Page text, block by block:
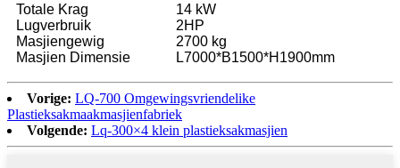
Totale Krag
14 kW
Lugverbruik
2HP
Masjiengewig
2700 kg
Masjien Dimensie
L7000*B1500*H1900mm
Vorige: LQ-700 Omgewingsvriendelike
Plastieksakmaakmasjienfabriek
Volgende: Lq-300×4 klein plastieksakmasjien